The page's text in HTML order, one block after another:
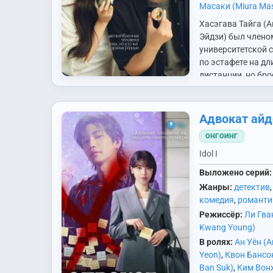
Масаки (Miura
Мун Джиху (Moon
Пан Ынхи (Bang
Со Хевон (Seo Hye
Фукагава Май
Фукуяма
Хасэгава Тайга
Эйдзи) был
университетской
по эстафете на
дистанции, но
учёбу из-за
оценок. Сейчас он
подрабатывает в
небольшом
Постепенно он
Адвокат
ОНГОИНГ
Idol I
Выложено серий:
Жанры: детектив,
комедия,
Режиссёр: Ли
Kwang Young)
В ролях: Ан Уён
Yeon), Квон
Ban Suk), Ким